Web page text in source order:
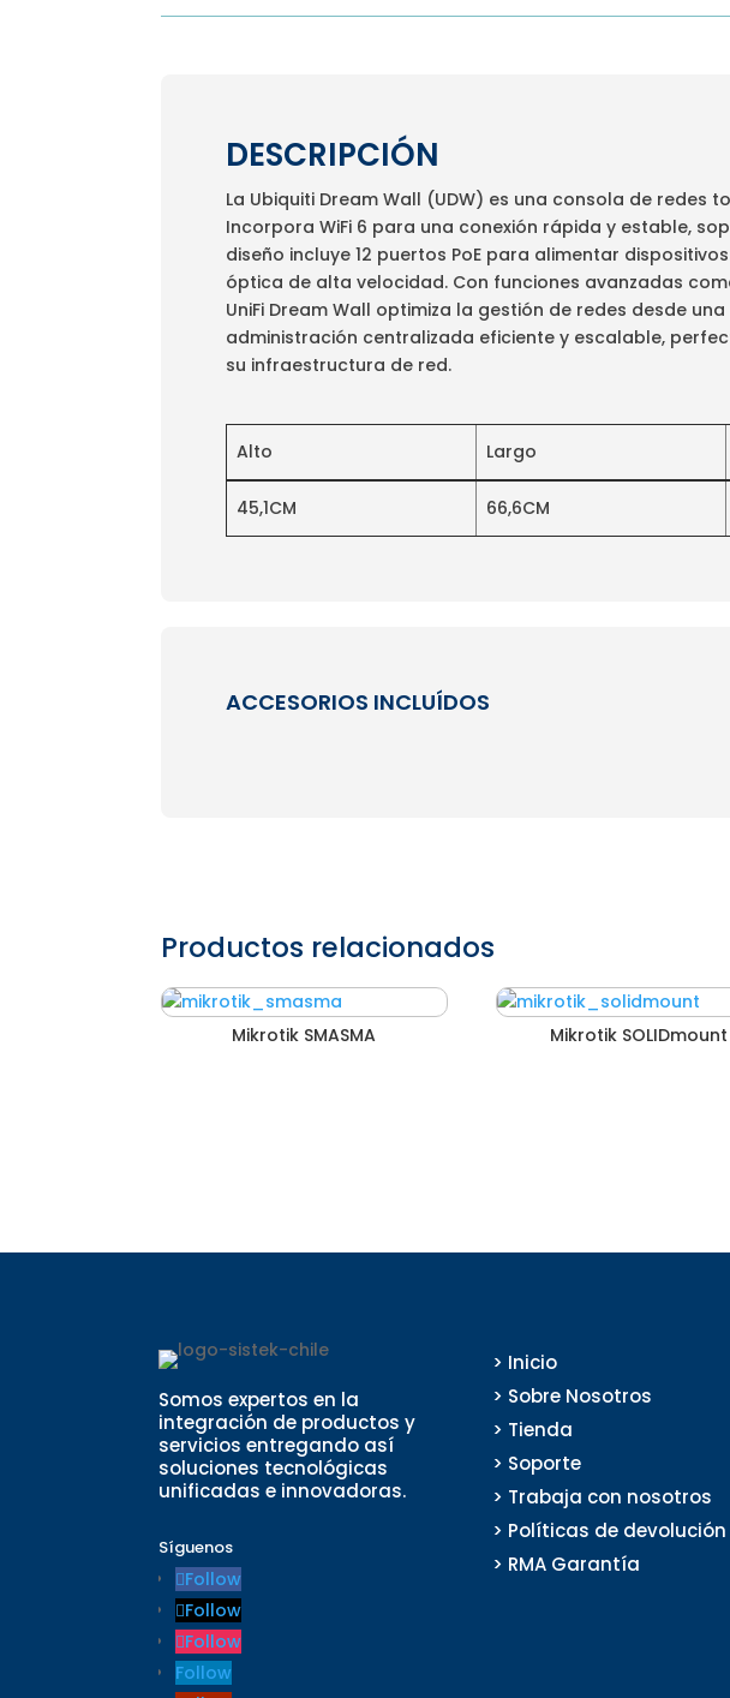
DESCRIPCIÓN
La Ubiquiti Dream Wall (UDW) es una consola de
Incorpora WiFi 6 para una conexión rápida y estable,
diseño incluye 12 puertos PoE para alimentar
óptica de alta velocidad. Con funciones avanzadas
UniFi Dream Wall optimiza la gestión de redes desde
administración centralizada eficiente y escalable,
su infraestructura de red.
Alto Largo
45,1CM 66,6CM
ACCESORIOS INCLUÍDOS
Productos relacionados
Mikrotik SMASMA
Mikrotik SOLIDmount
Somos expertos en la
integración de productos y
servicios entregando así
soluciones tecnológicas
unificadas e innovadoras.
Síguenos
Follow
Follow
Follow
Follow
> Inicio
> Sobre Nosotros
> Tienda
> Soporte
> Trabaja con nosotros
> Políticas de devolución
> RMA Garantía